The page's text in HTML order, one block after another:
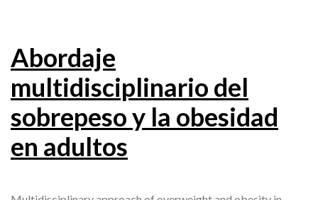
Abordaje
multidisciplinario del
sobrepeso y la obesidad
en adultos